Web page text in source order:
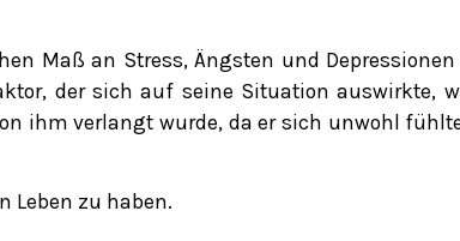
Maß an Stress, Ängsten und
der sich auf seine Situation auswirkte,
ihm verlangt wurde, da er sich unwohl
Leben zu haben.